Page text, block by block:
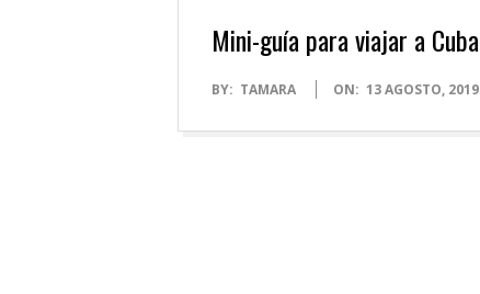
Mini-guía para viajar a Cuba
2019-
BY: TAMARA ON: 13 AGOSTO, 2019